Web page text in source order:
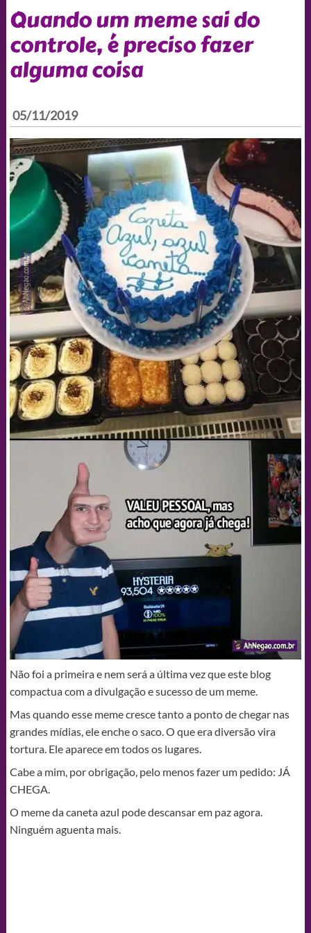
Quando um meme sai do
controle, é preciso fazer
alguma coisa
05/11/2019
Não foi a primeira e nem será a última vez que este blog
compactua com a divulgação e sucesso de um meme.
Mas quando esse meme cresce tanto a ponto de chegar nas
grandes mídias, ele enche o saco. O que era diversão vira
tortura. Ele aparece em todos os lugares.
Cabe a mim, por obrigação, pelo menos fazer um pedido: JÁ
CHEGA.
O meme da caneta azul pode descansar em paz agora.
Ninguém aguenta mais.